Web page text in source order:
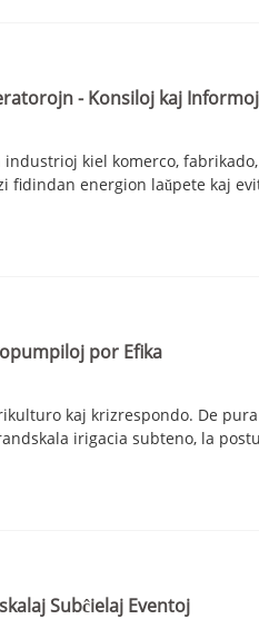
- Konsiloj kaj Informoj
kiel komerco, fabrikado,
fidindan energion laŭpete kaj
por Efika
kaj krizrespondo. De pura
irigacia subteno, la
Subĉielaj Eventoj